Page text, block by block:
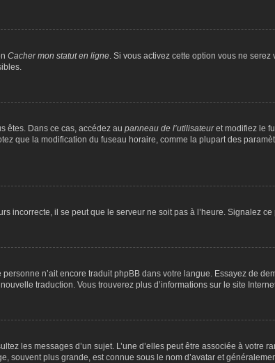
Cacher mon statut en ligne. Si vous activez cette option vous ne serez
êtes. Dans ce cas, accédez au panneau de l’utilisateuret modifiez le
que la modification du fuseau horaire, comme la plupart des
incorrecte, il se peut que le serveur ne soit pas à l’heure. Signalez
n’ait encore traduit phpBB dans votre langue. Essayez de
traduction. Vous trouverez plus d’informations sur le site
les messages d’un sujet. L’une d’elles peut être associée à votre
souvent plus grande, est connue sous le nom d’avatar et